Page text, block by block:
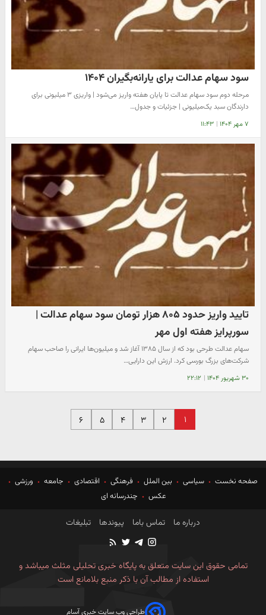
سود سهام عدالت برای یارانه‌بگیران ۱۴۰۴
مرحله دوم سود سهام عدالت تا پایان هفته واریز می‌شود | واریزی ۳ میلیونی برای
دارندگان سبد یک‌میلیونی | جزئیات و جدول…
۷ مهر ۱۴۰۴ | ۱۱:۴۳
تایید واریز حدود ۸۰۵ هزار تومان سود سهام عدالت |
سورپرایز هفته اول مهر
سهام عدالت طرحی بود که از سال ۱۳۸۵ آغاز شد و میلیون‌ها ایرانی را صاحب سهام
شرکت‌های بزرگ بورسی کرد. ارزش این دارایی…
۳۰ شهریور ۱۴۰۴ | ۲۲:۱۲
۱ ۲ ۳ ۴ ۵ ۶
صفحه نخست سیاسی بین الملل فرهنگی اقتصادی جامعه
ورزشی
عکس
چندرسانه ای
درباره ما تماس باما پیوندها تبلیغات
تمامی حقوق این سایت متعلق به پایگاه خبری تحلیلی مثلث میباشد و
استفاده از مطالب آن با ذکر منبع بلامانع است
طراحی وب سایت خبری آسام